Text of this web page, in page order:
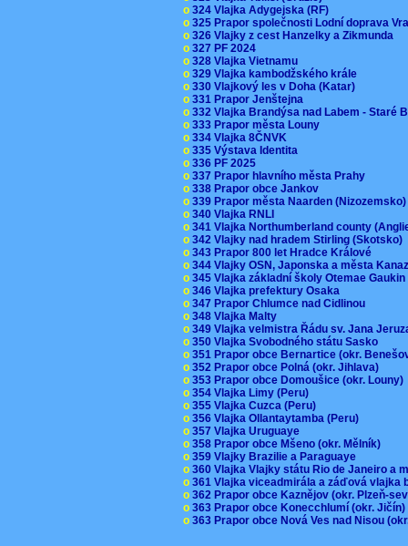
o 324 Vlajka Adygejska (RF)
o 325 Prapor společnosti Lodní doprava
o 326 Vlajky z cest Hanzelky a Zikmunda
o 327 PF 2024
o 328 Vlajka Vietnamu
o 329 Vlajka kambodžského krále
o 330 Vlajkový les v Doha (Katar)
o 331 Prapor Jenštejna
o 332 Vlajka Brandýsa nad Labem - Staré
o 333 Prapor města Louny
o 334 Vlajka 8ČNVK
o 335 Výstava Identita
o 336 PF 2025
o 337 Prapor hlavního města Prahy
o 338 Prapor obce Jankov
o 339 Prapor města Naarden
o 340 Vlajka RNLI
o 341 Vlajka Northumberland county
o 342 Vlajky nad hradem Stirling (Skotsko)
o 343 Prapor 800 let Hradce Králové
o 344 Vlajky OSN, Japonska a města
o 345 Vlajka základní školy Otemae
o 346 Vlajka prefektury Osaka
o 347 Prapor Chlumce nad Cidlinou
o 348 Vlajka Malty
o 349 Vlajka velmistra Řádu sv. Jana
o 350 Vlajka Svobodného státu Sasko
o 351 Prapor obce Bernartice (okr.
o 352 Prapor obce Polná (okr. Jihlava)
o 353 Prapor obce Domoušice (okr. Louny)
o 354 Vlajka Limy (Peru)
o 355 Vlajka Cuzca (Peru)
o 356 Vlajka Ollantaytamba (Peru)
o 357 Vlajka Uruguaye
o 358 Prapor obce Mšeno (okr. Mělník)
o 359 Vlajky Brazilie a Paraguaye
o 360 Vlajka Vlajky státu Rio de Janeiro a
o 361 Vlajka viceadmirála a záďová
o 362 Prapor obce Kaznějov (okr. Plzeň-
o 363 Prapor obce Konecchlumí (okr.
o 363 Prapor obce Nová Ves nad Nisou